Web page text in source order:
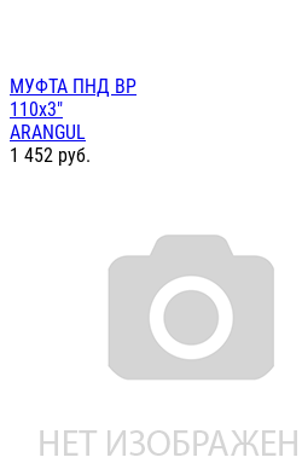
МУФТА ПНД ВР
110х3"
ARANGUL
1 452 руб.